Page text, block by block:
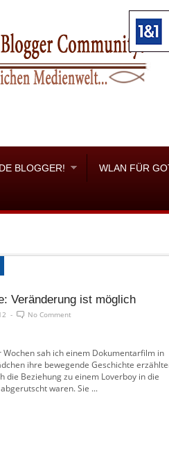
BLOGGER! WLAN FÜR
Veränderung ist möglich
- No Comment
Wochen sah ich einem Dokumentarfilm in
ihre bewegende Geschichte
die Beziehung zu einem Loverboy in die
waren. Sie ...